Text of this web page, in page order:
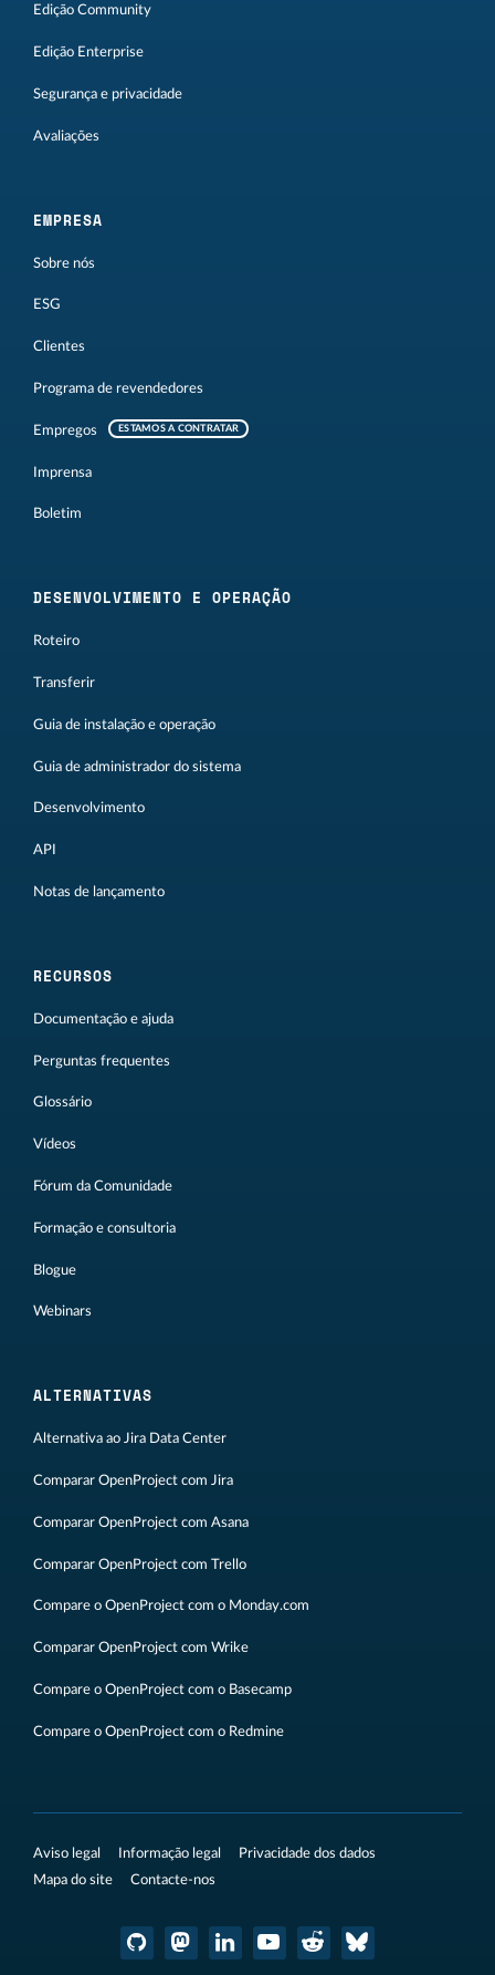
Edição Community
Edição Enterprise
Segurança e privacidade
Avaliações
EMPRESA
Sobre nós
ESG
Clientes
Programa de revendedores
Empregos ESTAMOS A CONTRATAR
Imprensa
Boletim
DESENVOLVIMENTO E OPERAÇÃO
Roteiro
Transferir
Guia de instalação e operação
Guia de administrador do sistema
Desenvolvimento
API
Notas de lançamento
RECURSOS
Documentação e ajuda
Perguntas frequentes
Glossário
Vídeos
Fórum da Comunidade
Formação e consultoria
Blogue
Webinars
ALTERNATIVAS
Alternativa ao Jira Data Center
Comparar OpenProject com Jira
Comparar OpenProject com Asana
Comparar OpenProject com Trello
Compare o OpenProject com o Monday.com
Comparar OpenProject com Wrike
Compare o OpenProject com o Basecamp
Compare o OpenProject com o Redmine
Aviso legal Informação legal
Privacidade dos dados
Mapa do site
Contacte-nos